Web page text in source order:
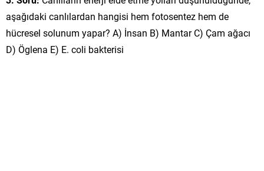
aşağıdaki canlılardan hangisi hem fotosentez hem de
hücresel solunum yapar? A) İnsan B) Mantar C) Çam ağacı
D) Öglena E) E. coli bakterisi